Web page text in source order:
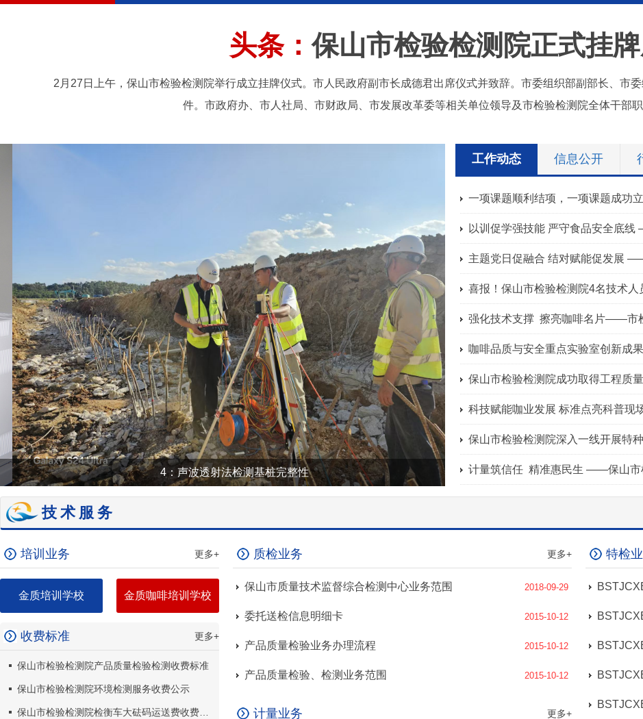
头条：保山市检验检测院正式挂
2月27日上午，保山市检验检测院举行成立挂牌仪式。市人民政府副市长成德君出席仪式并致辞。市委组织部副部长、市
件。市政府办、市人社局、市财政局、市发展改革委等相关单位领导及市检验检测院全体干部职
4：声波透射法检测基桩完整性 5
>
工作动态 信息公开
咖啡品质与安全重点实验室创新成
保山市检验检测院成功取得工程质
保山市检验检测院深入一线开展特
技术服务
培训业务 更多+
金质培训学校 金质咖啡培训学校
收费标准 更多+
保山市检验检测院产品质量检验检测收费标准
保山市检验检测院环境检测服务收费公示
保山市检验检测院检衡车大砝码运送费收费标准公示
质检业务 更多+
保山市质量技术监督综合检测中心业务范围 2018-09-29
委托送检信息明细卡 2015-10-12
产品质量检验业务办理流程 2015-10-12
产品质量检验、检测业务范围 2015-10-12
计量业务 更多+
特检